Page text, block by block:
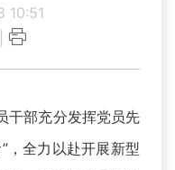
10:51
干部充分发挥党员先
，全力以赴开展新型